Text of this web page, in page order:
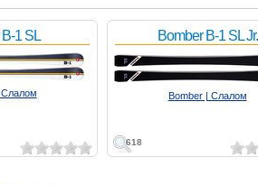
1 SL
Слалом
618
Bomber B-1 SL Jr.
Bomber | Слалом